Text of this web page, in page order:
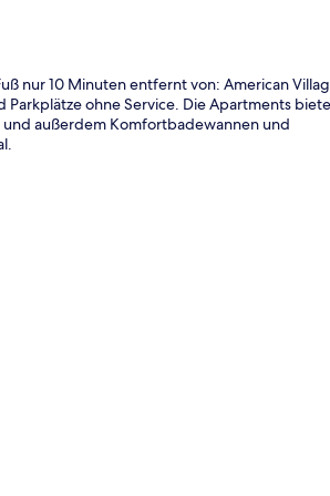
nur 10 Minuten entfernt von: American
ohne Service. Die Apartments
außerdem Komfortbadewannen und